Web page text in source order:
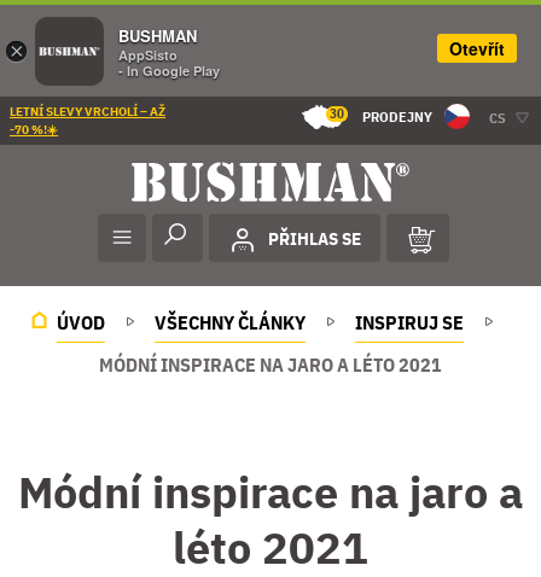
LETNÍ SLEVY VRCHOLÍ – AŽ
-70 %!☀️
30 PRODEJNY CS
PŘIHLAS SE
ÚVOD VŠECHNY ČLÁNKY
INSPIRUJ SE
MÓDNÍ INSPIRACE NA JARO A LÉTO 2021
Módní inspirace na jaro a
léto 2021
×
BUSHMAN
AppSisto
- In Google Play
Otevřít